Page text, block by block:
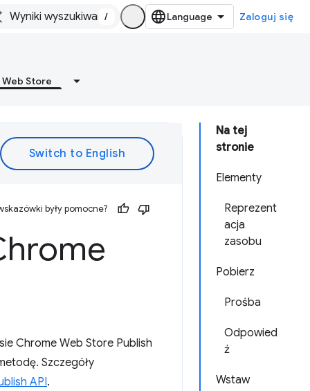
/ Zaloguj się
Store
Na tej
stronie
Elementy
Reprezent
acja
zasobu
Pobierz
Prośba
Odpowied
ź
Wstaw
były pomocne?
Chrome Web Store Publish
Szczegóły
API.